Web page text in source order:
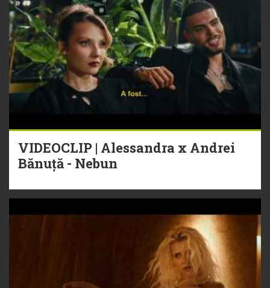
VIDEOCLIP | Alessandra x Andrei
Bănuță - Nebun